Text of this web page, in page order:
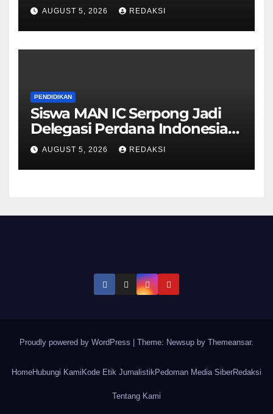
AUGUST 5, 2026 REDAKSI
PENDIDIKAN
Siswa MAN IC Serpong Jadi
Delegasi Perdana Indonesia
di Olimpiade Sains Nuklir
Internasional
AUGUST 5, 2026 REDAKSI
Proudly powered by WordPress Theme: Newsup by Themeansar.
HomeHubungi Kami Kode Etik Jurnalistik Pedoman Media SiberRedaksi
Tentang Kami